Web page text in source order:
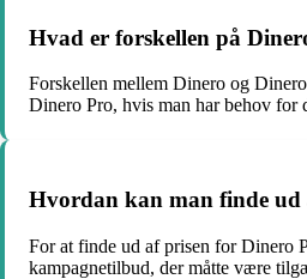
Hvad er forskellen på
Forskellen mellem Dinero og
Dinero Pro, hvis man har behov for
Hvordan kan man finde
For at finde ud af prisen for Dinero
kampagnetilbud, der måtte være